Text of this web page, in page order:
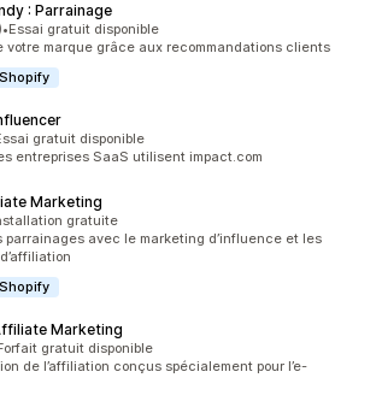
: Parrainage
5
total
•Essai gratuit disponible
votre marque grâce aux recommandations clients
5 gratuit disponible
entreprises SaaS utilisent impact.com
Marketing
5
gratuite
parrainages avec le marketing d’influence et les
Marketing
5
gratuit disponible
de l’affiliation conçus spécialement pour l’e-